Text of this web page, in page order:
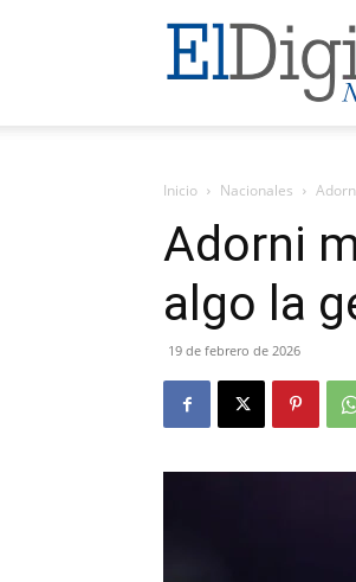
El
Digital
Neuquen
Inicio Nacionales
Adorni
algo la
19 de febrero de 2026